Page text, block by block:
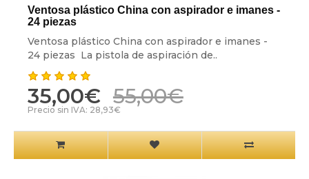
Ventosa plástico China con aspirador e imanes -
24 piezas
Ventosa plástico China con aspirador e imanes -
24 piezas La pistola de aspiración de..
35,00€ 55,00€
Precio sin IVA: 28,93€